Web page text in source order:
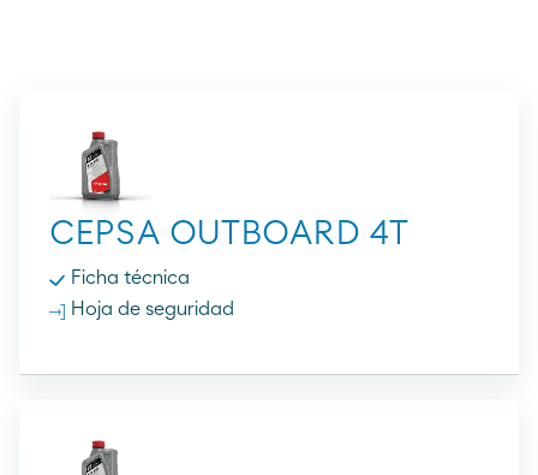
CEPSA OUTBOARD 4T
Ficha técnica
Hoja de seguridad